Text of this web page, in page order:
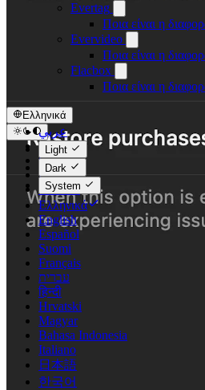
Evertag
Ποια είναι η
Evervideo
Ποια είναι η
Flacbox
Ποια είναι η
Ελληνικά
عربي
Català
Čeština
Dansk
Deutsch
Ελληνικά
English
Español
Suomi
Français
עברית
हिन्दी
Hrvatski
Magyar
Bahasa Indonesia
Italiano
日本語
한국어
Light
Dark
System